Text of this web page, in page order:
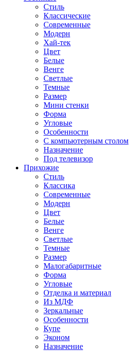
Стиль
Классические
Современные
Модерн
Хай-тек
Цвет
Белые
Венге
Светлые
Темные
Размер
Мини стенки
Форма
Угловые
Особенности
С компьютерным столом
Назначение
Под телевизор
Прихожие
Стиль
Классика
Современные
Модерн
Цвет
Белые
Венге
Светлые
Темные
Размер
Малогабаритные
Форма
Угловые
Отделка и материал
Из МДФ
Зеркальные
Особенности
Купе
Эконом
Назначение